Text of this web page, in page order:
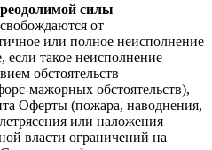
силы
от
или полное неисполнение
если такое неисполнение
обстоятельств
мажорных обстоятельств),
Оферты (пожара, наводнения,
или наложения
власти ограничений на